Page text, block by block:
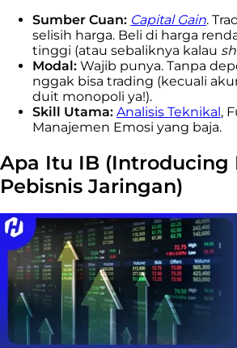
Sumber Cuan: Capital Gain.
selisih harga. Beli di harga
tinggi (atau sebaliknya kalau
Modal: Wajib punya. Tanpa
nggak bisa trading (kecuali
duit monopoli ya!).
Skill Utama: Analisis Teknikal,
Manajemen Emosi yang baja.
Apa Itu IB (Introducing
Pebisnis Jaringan)